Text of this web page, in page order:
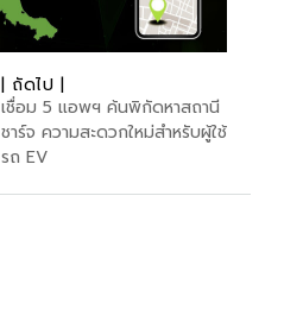
| ถัดไป |
เชื่อม 5 แอพฯ ค้นพิกัดหาสถานี
ชาร์จ ความสะดวกใหม่สำหรับผู้ใช้
รถ EV